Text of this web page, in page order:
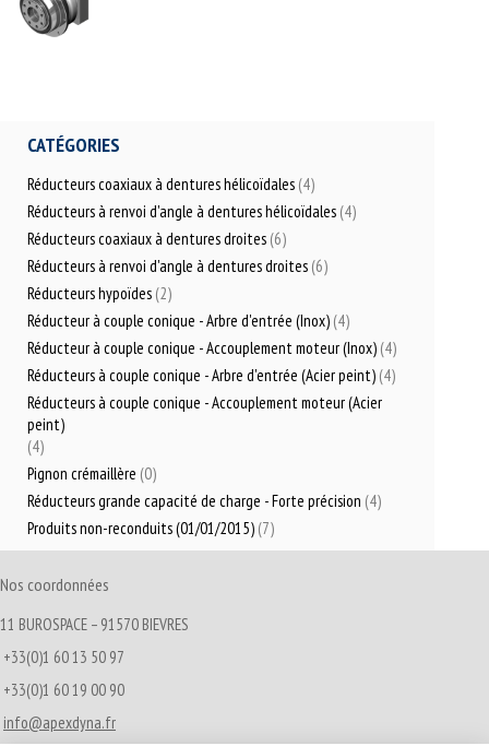
CATÉGORIES
Réducteurs coaxiaux à dentures hélicoïdales (4)
Réducteurs à renvoi d'angle à dentures hélicoïdales (4)
Réducteurs coaxiaux à dentures droites (6)
Réducteurs à renvoi d'angle à dentures droites (6)
Réducteurs hypoïdes (2)
Réducteur à couple conique - Arbre d'entrée (Inox) (4)
Réducteur à couple conique - Accouplement moteur (Inox) (4)
Réducteurs à couple conique - Arbre d'entrée (Acier peint) (4)
Réducteurs à couple conique - Accouplement moteur (Acier
peint)
(4)
Pignon crémaillère (0)
Réducteurs grande capacité de charge - Forte précision (4)
Produits non-reconduits (01/01/2015) (7)
Nos coordonnées
11 BUROSPACE – 91570 BIEVRES
+33(0)1 60 13 50 97
+33(0)1 60 19 00 90
info@apexdyna.fr